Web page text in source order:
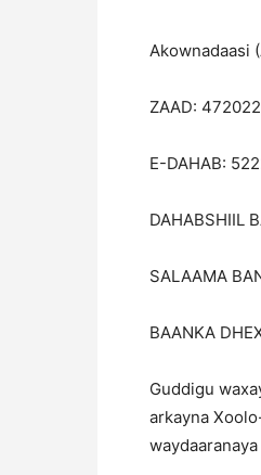
Akownadaasi
ZAAD:
E-DAHAB:
DAHABSHIIL
SALAAMA
BAANKA
Guddigu
arkayna